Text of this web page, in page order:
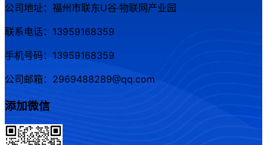
公司地址：福州市联东U谷·物联网产业园
联系电话：13959168359
手机号码：13959168359
公司邮箱：2969488289@qq.com
添加微信